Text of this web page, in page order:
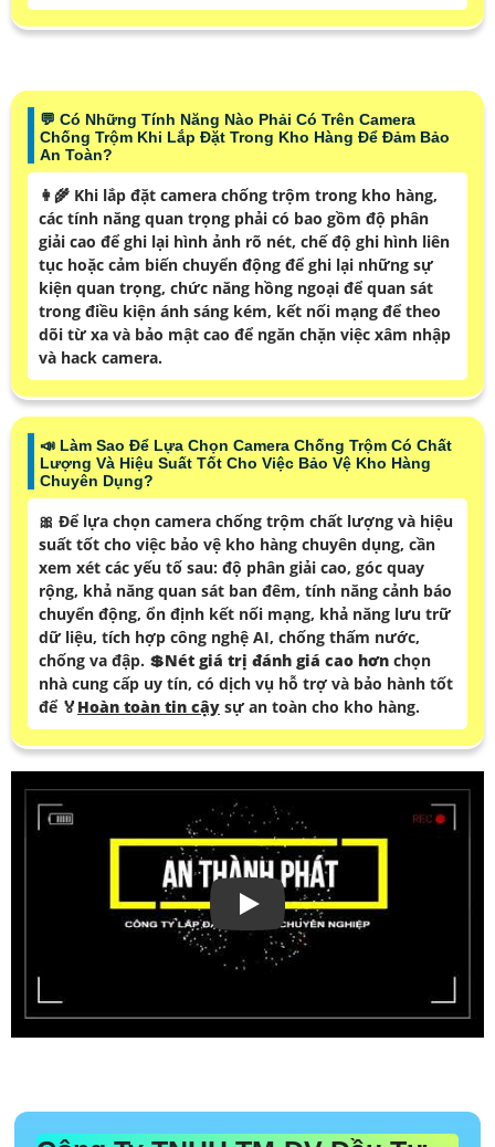
quan sát trong môi trường ánh sáng yếu, góc quay
rộng (>100 độ), khả năng chống nước, chống va đập
(IP65 trở lên), kết nối mạng ổn định (Ethernet hoặc
Wi-Fi), khả năng lưu trữ dữ liệu đám mây và tính
năng cảnh báo khi phát hiện chuyển động hay xâm
nhập.
️💬 Có Những Tính Năng Nào Phải Có Trên Camera
Chống Trộm Khi Lắp Đặt Trong Kho Hàng Để Đảm Bảo
👩‍🌾 Khi lắp đặt camera chống trộm trong kho hàng,
các tính năng quan trọng phải có bao gồm độ phân
giải cao để ghi lại hình ảnh rõ nét, chế độ ghi hình liên
tục hoặc cảm biến chuyển động để ghi lại những sự
kiện quan trọng, chức năng hồng ngoại để quan sát
trong điều kiện ánh sáng kém, kết nối mạng để theo
dõi từ xa và bảo mật cao để ngăn chặn việc xâm nhập
và hack camera.
📣 Làm Sao Để Lựa Chọn Camera Chống Trộm Có Chất
Lượng Và Hiệu Suất Tốt Cho Việc Bảo Vệ Kho Hàng
🎀 Để lựa chọn camera chống trộm chất lượng và hiệu
suất tốt cho việc bảo vệ kho hàng chuyên dụng, cần
xem xét các yếu tố sau: độ phân giải cao, góc quay
rộng, khả năng quan sát ban đêm, tính năng cảnh báo
chuyển động, ổn định kết nối mạng, khả năng lưu trữ
dữ liệu, tích hợp công nghệ AI, chống thấm nước,
chống va đập. 💲Nét giá trị đánh giá cao hơn
nhà cung cấp uy tín, có dịch vụ hỗ trợ và bảo hành tốt
sự an toàn cho kho hàng.